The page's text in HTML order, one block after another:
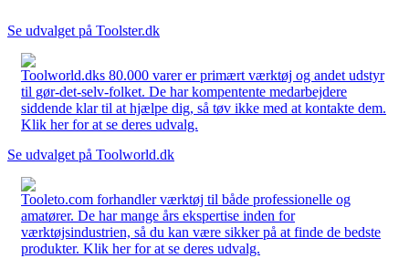
Se udvalget på Toolster.dk
Toolworld.dks 80.000 varer er primært værktøj og andet udstyr
til gør-det-selv-folket. De har kompentente medarbejdere
siddende klar til at hjælpe dig, så tøv ikke med at kontakte dem.
Klik her for at se deres udvalg.
Se udvalget på Toolworld.dk
Tooleto.com forhandler værktøj til både professionelle og
amatører. De har mange års ekspertise inden for
værktøjsindustrien, så du kan være sikker på at finde de bedste
produkter. Klik her for at se deres udvalg.